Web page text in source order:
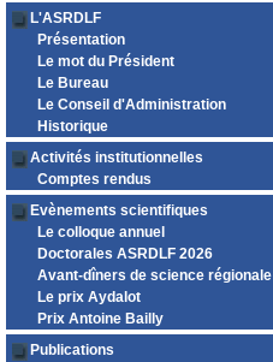
L'ASRDLF
Présentation
Le mot du Président
Le Bureau
Le Conseil d'Administration
Historique
Activités institutionnelles
Comptes rendus
Evènements scientifiques
Le colloque annuel
Doctorales ASRDLF 2026
Avant-dîners de science régionale
Le prix Aydalot
Prix Antoine Bailly
Publications